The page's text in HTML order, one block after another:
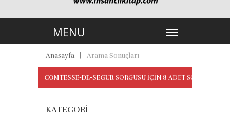
Anasayfa Arama Sonuçları
COMTESSE-DE-SEGUR SORGUSU IÇIN 8 ADET SONUÇ
KATEGORI